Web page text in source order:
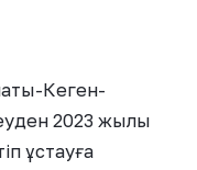
Кеген-
2023 жылы
ұстауға